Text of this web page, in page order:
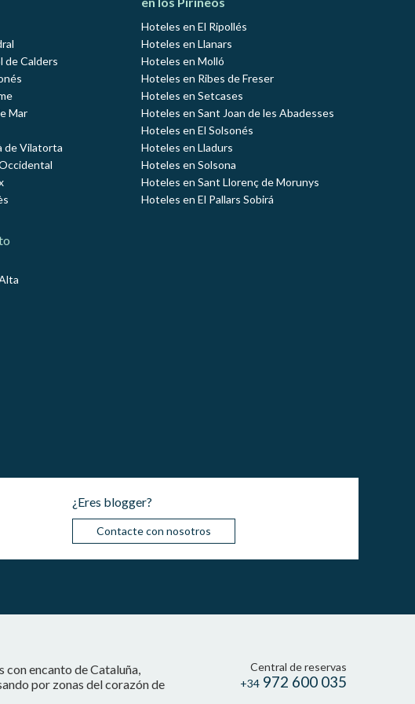
de Calders
Mar
de Vilatorta
Hoteles en El Ripollés
Hoteles en Llanars
Hoteles en Molló
Hoteles en Ribes de Freser
Hoteles en Setcases
Hoteles en Sant Joan de les Abadesses
Hoteles en El Solsonés
Hoteles en Lladurs
Hoteles en Solsona
Hoteles en Sant Llorenç de Morunys
Hoteles en El Pallars Sobirá
¿Eres blogger?
Contacte con nosotros
con encanto de Cataluña,
por zonas del corazón de
Central de reservas
+34 972 600 035